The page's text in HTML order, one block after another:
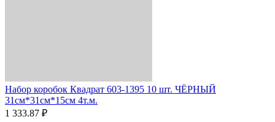
Набор коробок Квадрат 603-1395 10 шт. ЧЁРНЫЙ
31см*31см*15см 4т.м.
1 333.87 ₽